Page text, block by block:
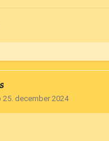
25. december 2024